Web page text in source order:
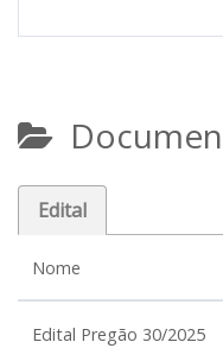
Edital
Nome
Edital Pregão 30/2025